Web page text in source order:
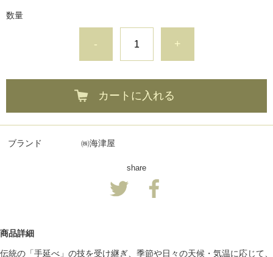
数量
- +
カートに入れる
ブランド ㈱海津屋
share
商品詳細
伝統の「手延べ」の技を受け継ぎ、季節や日々の天候・気温に応じて、